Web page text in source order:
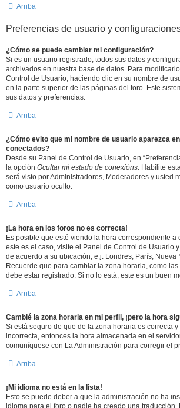
Arriba
Preferencias de usuario y
¿Cómo se puede cambiar mi configuración?
Si es un usuario registrado, todos sus datos y
archivados en nuestra base de datos. Para
Control de Usuario; haciendo clic en su nombre de
en la parte superior de las páginas del foro. Este
sus datos y preferencias.
Arriba
¿Cómo evito que mi nombre de usuario aparezca
conectados?
Desde su Panel de Control de Usuario, en
la opción Ocultar mi estado de conexións. Habilite
será visto por Administradores, Moderadores y usted
como usuario oculto.
Arriba
¡La hora en los foros no es correcta!
Es posible que esté viendo la hora correspondiente a
este es el caso, visite el Panel de Control de Usuario
de acuerdo a su ubicación, e.j. Londres, París, Nueva
Recuerde que para cambiar la zona horaria, como
debe estar registrado. Si no lo está, este es un buen
Arriba
Cambié la zona horaria en mi perfil, ¡pero la hora
Si está seguro de que de la zona horaria es correcta
incorrecta, entonces la hora almacenada en el
comuníquese con La Administración para corregir el
Arriba
¡Mi idioma no está en la lista!
Esto se puede deber a que la administración no ha
idioma para el foro o nadie ha creado una traducción.